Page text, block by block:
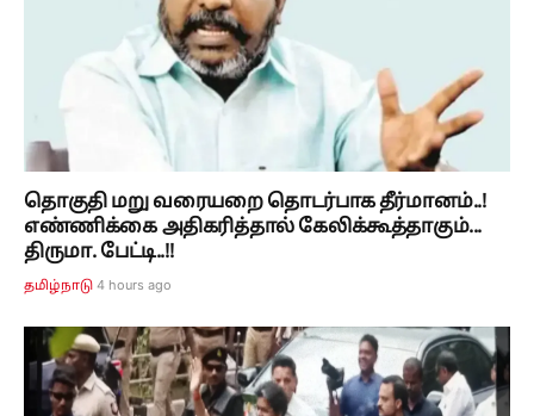
தொகுதி மறு வரையறை தொடர்பாக தீர்மானம்..!
எண்ணிக்கை அதிகரித்தால் கேலிக்கூத்தாகும்...
திருமா. பேட்டி..!!
தமிழ்நாடு 4 hours ago